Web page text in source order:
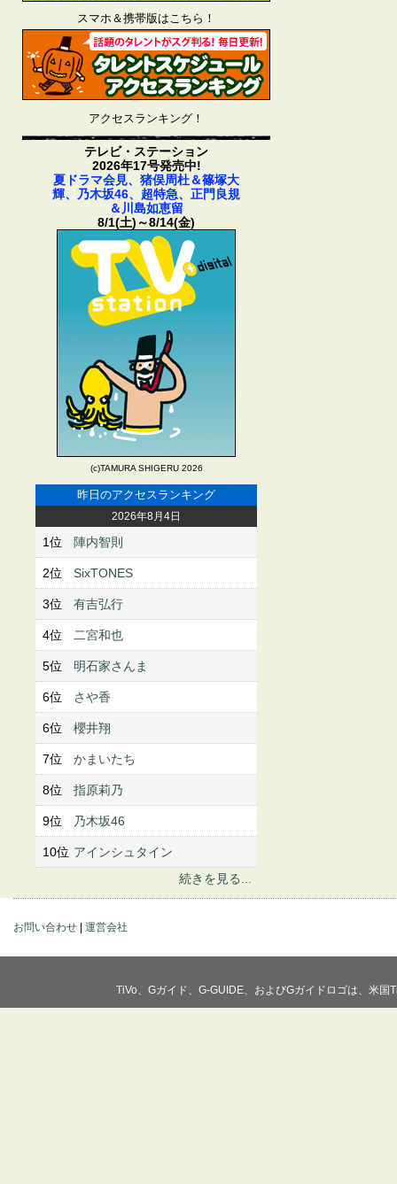
スマホ＆携帯版はこちら！
アクセスランキング！
テレビ・ステーション
2026年17号発売中!
夏ドラマ会見、猪俣周杜＆篠塚大
輝、乃木坂46、超特急、正門良規
＆川島如恵留
8/1(土)～8/14(金)
(c)TAMURA SHIGERU 2026
昨日のアクセスランキング
2026年8月4日
1位 陣内智則
2位 SixTONES
3位 有吉弘行
4位 二宮和也
5位 明石家さんま
6位 さや香
6位 櫻井翔
7位 かまいたち
8位 指原莉乃
9位 乃木坂46
10位 アインシュタイン
続きを見る...
お問い合わせ 運営会社
TiVo、Gガイド、G-GUIDE、およびGガイドロゴは、米